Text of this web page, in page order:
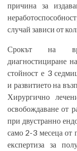
причина за
случай зависи от
Срокът на
диагностициране
стойност е 3
и развитието на
Хирургично
освобождаване от
при двустранно
само 2-3 месеца от
експертиза за